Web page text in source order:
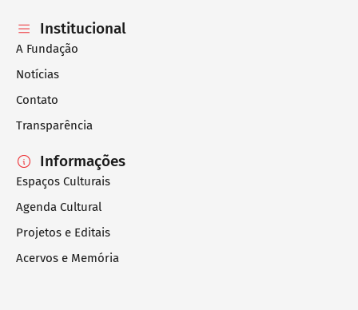
Institucional
A Fundação
Notícias
Contato
Transparência
Informações
Espaços Culturais
Agenda Cultural
Projetos e Editais
Acervos e Memória